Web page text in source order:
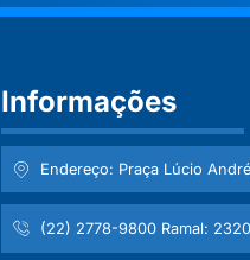
Informações
Endereço: Praça Lúcio
(22) 2778-9800 Ramal: 2320